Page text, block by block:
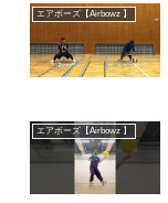
エアボーズ【Airbowz 】
エアボーズ【Airbowz 】